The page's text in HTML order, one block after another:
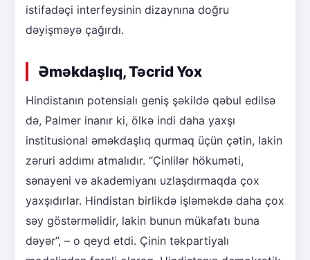
istifadəçi interfeysinin dizaynına doğru
dəyişməyə çağırdı.
Əməkdaşlıq, Təcrid Yox
Hindistanın potensialı geniş şəkildə qəbul edilsə
də, Palmer inanır ki, ölkə indi daha yaxşı
institusional əməkdaşlıq qurmaq üçün çətin, lakin
zəruri addımı atmalıdır. “Çinlilər hökuməti,
sənayeni və akademiyanı uzlaşdırmaqda çox
yaxşıdırlar. Hindistan birlikdə işləməkdə daha çox
səy göstərməlidir, lakin bunun mükafatı buna
dəyər”, – o qeyd etdi. Çinin təkpartiyalı